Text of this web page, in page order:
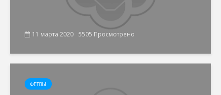
11 марта 2020 5505 Просмотрено
ФЕТВЫ